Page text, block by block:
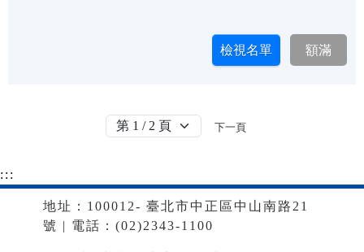
下一頁
:::
地址：100012- 臺北市中正區中山南路21
號 | 電話：(02)2343-1100